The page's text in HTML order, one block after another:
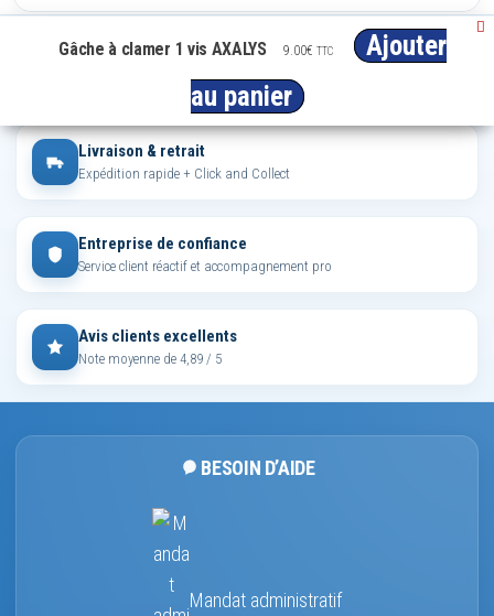
Gâche à clamer 1 vis AXALYS 9.00€ TTC
Ajouter
au panier
Paiement sécurisé
CB, Visa, Mastercard, PayPal, virement
Livraison & retrait
Expédition rapide + Click and Collect
Entreprise de confiance
Service client réactif et accompagnement pro
Avis clients excellents
Note moyenne de 4,89 / 5
BESOIN D’AIDE
Mandat administratif